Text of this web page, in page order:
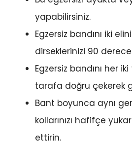
yapabilirsiniz.
Egzersiz bandını iki
dirseklerinizi 90 derece
Egzersiz bandını her
tarafa doğru çekerek
Bant boyunca aynı
kollarınızı hafifçe
ettirin.